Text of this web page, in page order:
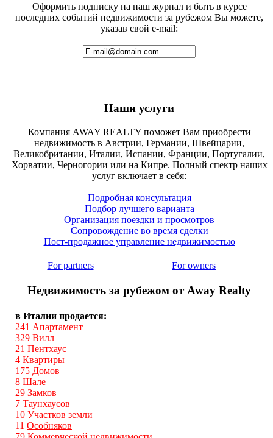
Оформить подписку на наш журнал и быть в курсе
последних событий недвижимости за рубежом Вы можете,
указав свой e-mail:
Наши услуги
Компания AWAY REALTY поможет Вам приобрести
недвижимость в Австрии, Германии, Швейцарии,
Великобритании, Италии, Испании, Франции, Португалии,
Хорватии, Черногории или на Кипре. Полный спектр наших
услуг включает в себя:
Подробная консультация
Подбор лучшего варианта
Организация поездки и просмотров
Сопровождение во время сделки
Пост-продажное управление недвижимостью
For partners For owners
Недвижимость за рубежом от Away Realty
в Италии продается:
241 Апартамент
329 Вилл
21 Пентхаус
4 Квартиры
175 Домов
8 Шале
29 Замков
7 Таунхаусов
10 Участков земли
11 Особняков